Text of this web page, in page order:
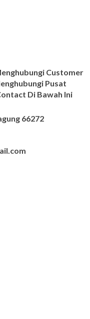
Customer
Pusat
Di Bawah Ini
66272